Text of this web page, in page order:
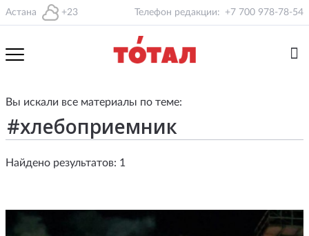
Астана +23 Телефон редакции: +7 700 978-78-54
Вы искали все материалы по теме:
Найдено результатов: 1